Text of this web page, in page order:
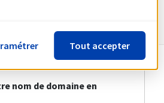
nom de domaine en
Tout accepter